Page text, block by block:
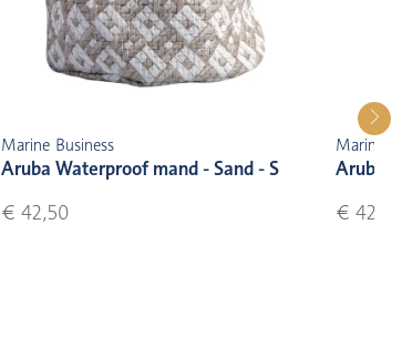
Marine Business
Aruba Waterproof mand - Sand - S
€ 42,50
Marine
Aruba
€ 42,50